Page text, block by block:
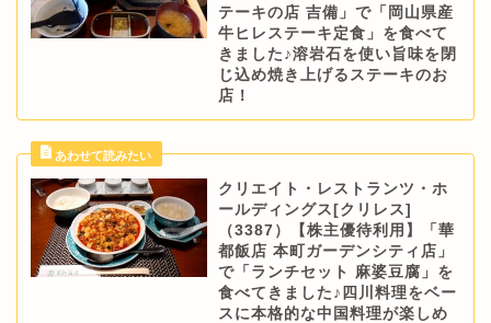
テーキの店 吉備」で「岡山県産
牛ヒレステーキ定食」を食べて
きました♪溶岩石を使い旨味を閉
じ込め焼き上げるステーキのお
店！
クリエイト・レストランツ・ホ
ールディングス[クリレス]
（3387）【株主優待利用】「華
都飯店 本町ガーデンシティ店」
で「ランチセット 麻婆豆腐」を
食べてきました♪四川料理をベー
スに本格的な中国料理が楽しめ